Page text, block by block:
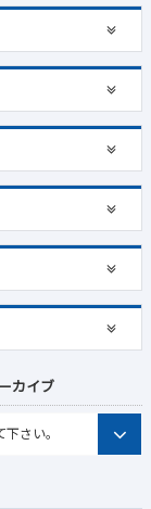
カイブ